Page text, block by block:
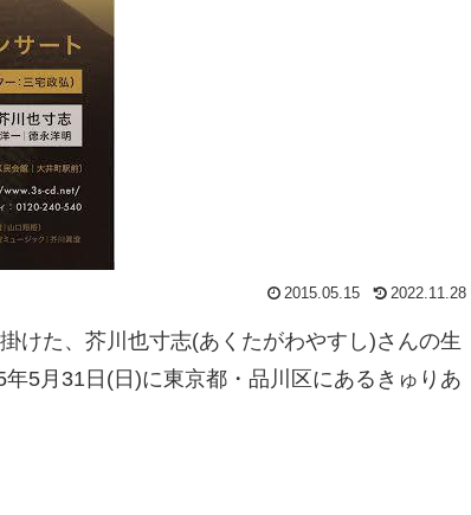
2015.05.15 2022.11.28
けた、芥川也寸志(あくたがわやすし)さんの生
5月31日(日)に東京都・品川区にあるきゅりあ